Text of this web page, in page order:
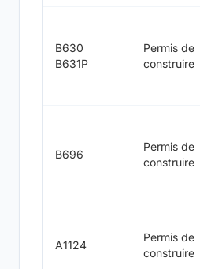
B630
B631P
Permis de
construire
B696
Permis de
construire
A1124
Permis de
construire